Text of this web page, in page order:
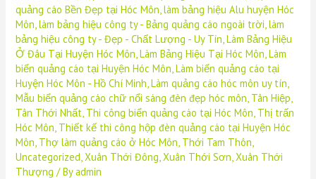
quảng cáo Bền Đẹp tại Hóc Môn ,làm bảng hiệu Alu huyện Hóc
Môn ,làm bảng hiệu công ty - Bảng quảng cáo ngoài trời ,làm
bảng hiệu công ty - Đẹp - Chất Lượng - Uy Tín ,Làm Bảng Hiệu
Ở Đâu Tại Huyện Hóc Môn ,Làm Bảng Hiệu Tại Hóc Môn ,Làm
biển quảng cáo tại Huyện Hóc Môn ,Làm biển quảng cáo tại
Huyện Hóc Môn - Hồ Chí Minh ,Làm quảng cáo hóc môn uy tín
Mẫu biển quảng cáo chữ nổi sáng đèn đẹp hóc môn Tân Hiệp
Tân Thới Nhất Thi công biển quảng cáo tại Hóc Môn Thị trấn
Hóc Môn Thiết kế thi công hộp đèn quảng cáo tại Huyện Hóc
Môn Thợ làm quảng cáo ở Hóc Môn Thới Tam Thôn
Uncategorized ,Xuân Thới Đông ,Xuân Thới Sơn ,Xuân Thới
Thượng / Byadmin